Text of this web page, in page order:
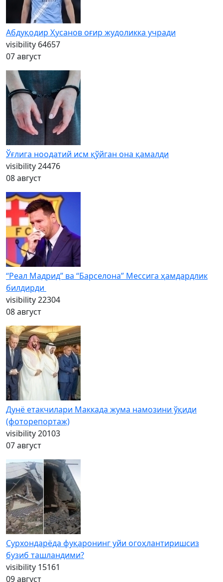
Абдуқодир Ҳусанов оғир жудоликка учради
visibility 64657
07 август
Ўғлига ноодатий исм қўйган она қамалди
visibility24476
08 август
“Реал Мадрид” ва “Барселона” Мессига ҳамдардлик
билдирди
visibility22304
08 август
Дунё етакчилари Маккада жума намозини ўқиди
(фоторепортаж)
visibility20103
07 август
Сурхондарёда фуқаронинг уйи огоҳлантиришсиз
бузиб ташландими?
visibility 15161
09 август